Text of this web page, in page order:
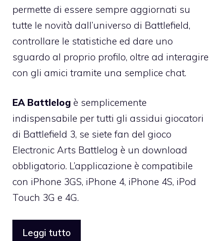
permette di essere sempre aggiornati su
tutte le novità dall’universo di Battlefield,
controllare le statistiche ed dare uno
sguardo al proprio profilo, oltre ad interagire
con gli amici tramite una semplice chat.
EA Battlelog è semplicemente
indispensabile per tutti gli assidui giocatori
di Battlefield 3, se siete fan del gioco
Electronic Arts Battlelog è un download
obbligatorio. L’applicazione è compatibile
con iPhone 3GS, iPhone 4, iPhone 4S, iPod
Touch 3G e 4G.
Leggi tutto